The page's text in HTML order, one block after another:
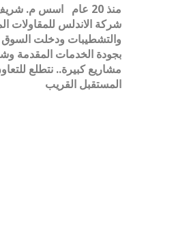
منذ 20 عام
اسس م.
شركة الاندلس للمقاولات
والتشطيبات ودخلت السوق
بجودة الخدمات المقدمة
مشاريع كبيرة.. نتطلع
المستقبل القريب